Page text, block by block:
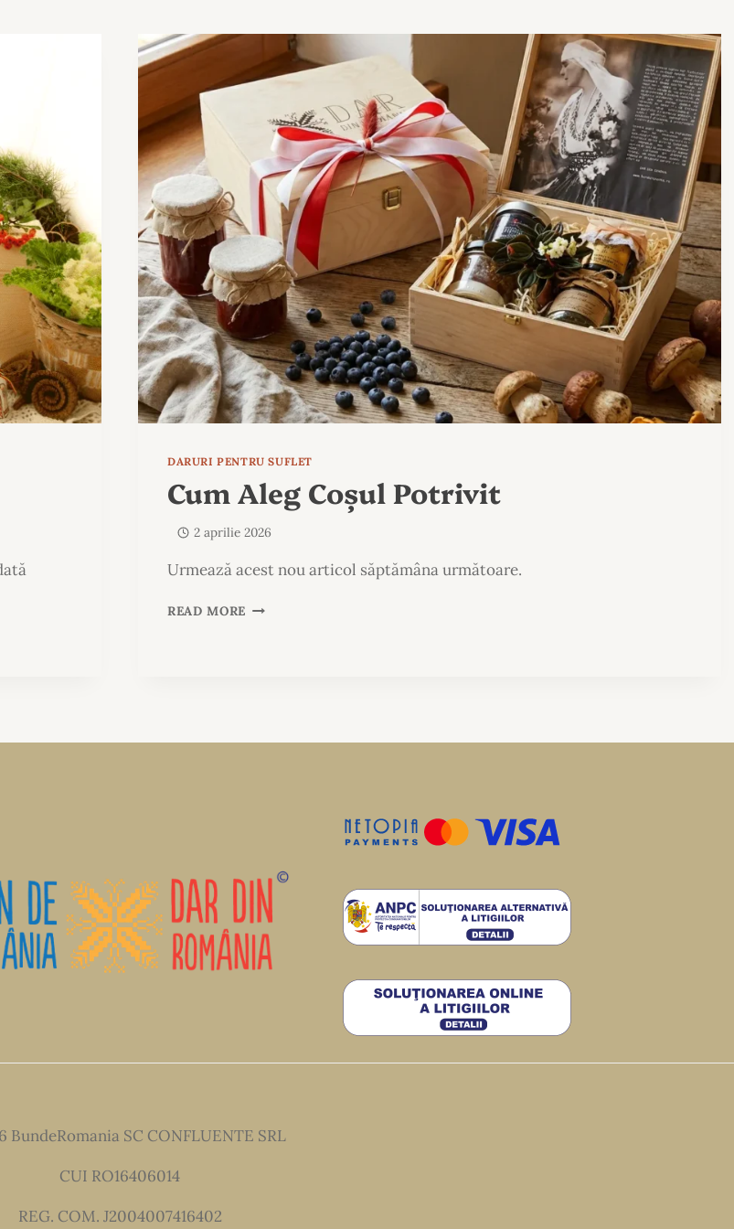
DARURI PENTRU SUFLET
Cum Aleg Coșul Potrivit
2 aprilie 2026
Urmează acest nou articol săptămâna următoare.
READ MORE CUM
BundeRomania SC CONFLUENTE SRL
CUI RO16406014
REG. COM. J2004007416402